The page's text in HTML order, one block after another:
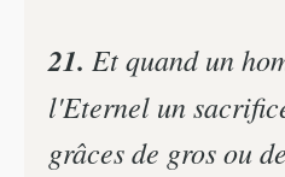
21. Et quand un
l'Eternel un
grâces de gros ou